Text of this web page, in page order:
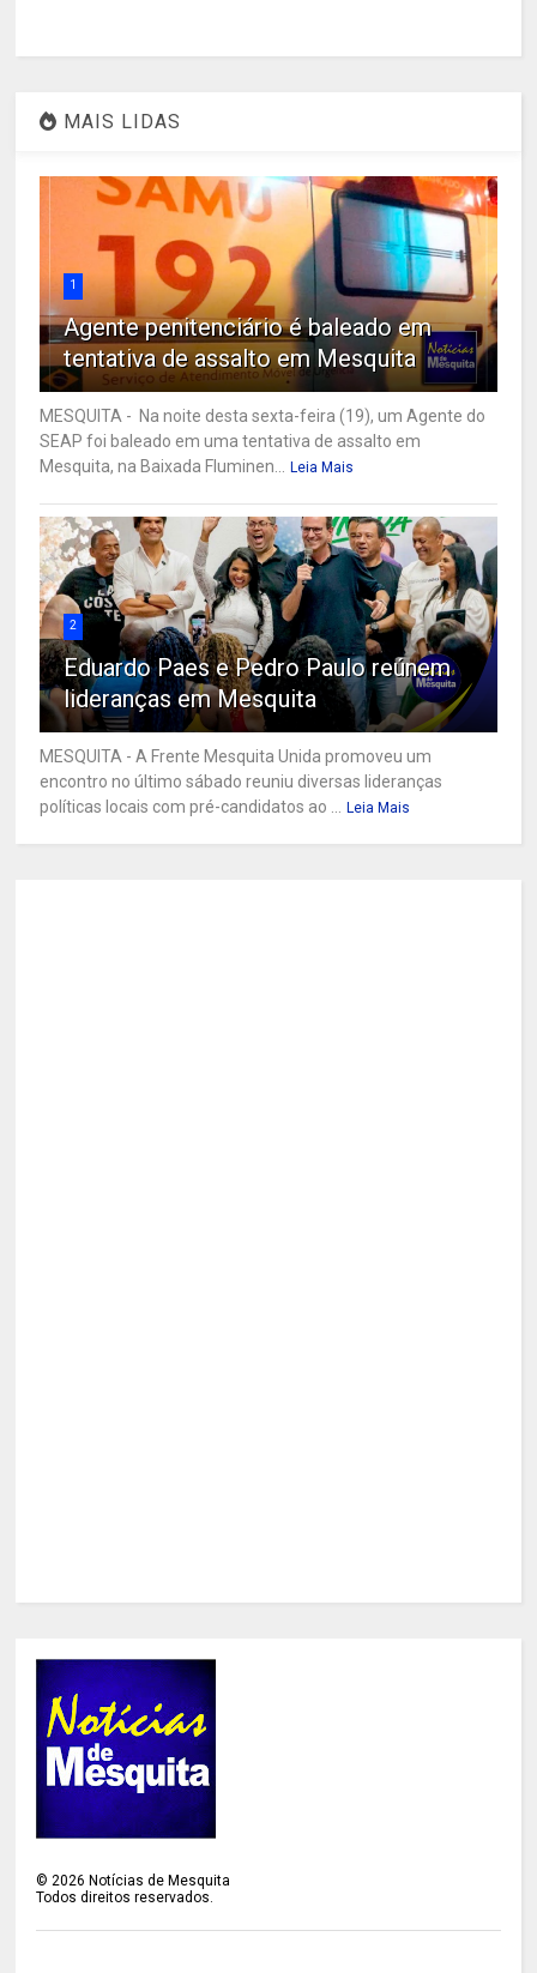
MAIS LIDAS
1
Agente penitenciário é baleado em
tentativa de assalto em Mesquita
MESQUITA - Na noite desta sexta-feira (19), um Agente do
SEAP foi baleado em uma tentativa de assalto em
Mesquita, na Baixada Fluminen... Leia Mais
2
Eduardo Paes e Pedro Paulo reúnem
lideranças em Mesquita
MESQUITA - A Frente Mesquita Unida promoveu um
encontro no último sábado reuniu diversas lideranças
políticas locais com pré-candidatos ao ... Leia Mais
©2026 Notícias de Mesquita
Todos direitos reservados.